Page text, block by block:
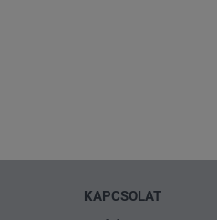
KAPCSOLAT